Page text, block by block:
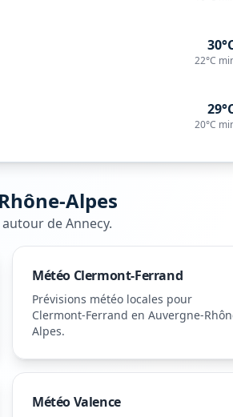
22°C
20°C
Alpes
autour deAnnecy.
Météo Clermont-Ferrand
Prévisions météo locales pour
Clermont-Ferrand en Auvergne-
Alpes.
MétéoValence